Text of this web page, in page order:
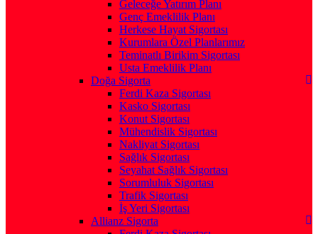
Geleceğe Yatırım Planı
Genç Emeklilik Planı
Herkese Hayat Sigortası
Kurumlara Özel Planlarımız
Teminatlı Birikim Sigortası
Usta Emeklilik Planı
Doğa Sigorta
Ferdi Kaza Sigortası
Kasko Sigortası
Konut Sigortası
Mühendislik Sigortası
Nakliyat Sigortası
Sağlık Sigortası
Seyahat Sağlık Sigortası
Sorumluluk Sigortası
Trafik Sigortası
İş Yeri Sigortası
Allianz Sigorta